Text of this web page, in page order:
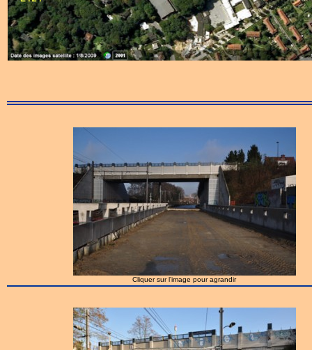
Cliquer sur l'image pour agrandir